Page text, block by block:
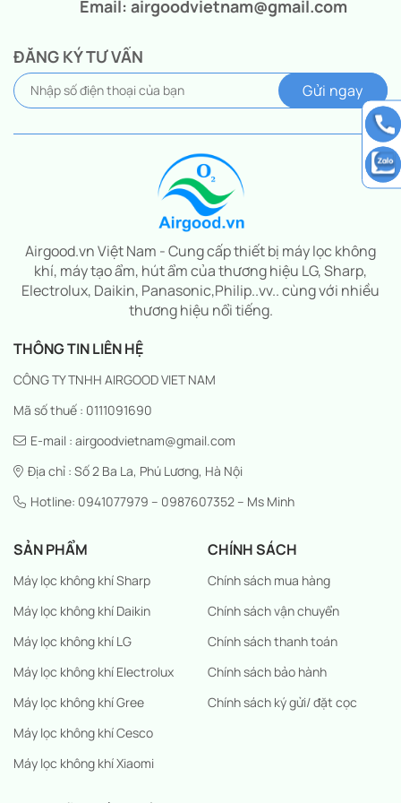
Email: airgoodvietnam@gmail.com
ĐĂNG KÝ TƯ VẤN
Airgood.vn Việt Nam - Cung cấp thiết bị máy lọc không
khí, máy tạo ẩm, hút ẩm của thương hiệu LG, Sharp,
Electrolux, Daikin, Panasonic,Philip..vv.. cùng với nhiều
thương hiệu nổi tiếng.
THÔNG TIN LIÊN HỆ
CÔNG TY TNHH AIRGOOD VIET NAM
Mã số thuế : 0111091690
E-mail : airgoodvietnam@gmail.com
Địa chỉ : Số 2 Ba La, Phú Lương, Hà Nội
Hotline: 0941077979 – 0987607352 – Ms Minh
SẢN PHẨM
Máy lọc không khí Sharp
Máy lọc không khí Daikin
Máy lọc không khí LG
Máy lọc không khí Electrolux
Máy lọc không khí Gree
Máy lọc không khí Cesco
Máy lọc không khí Xiaomi
CHÍNH SÁCH
Chính sách mua hàng
Chính sách vận chuyển
Chính sách thanh toán
Chính sách bảo hành
Chính sách ký gửi/ đặt cọc